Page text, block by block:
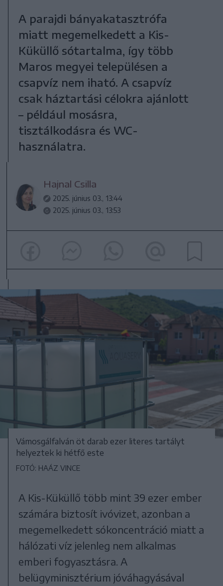
A parajdi bányakatasztrófa
miatt megemelkedett a Kis-
Küküllő sótartalma, így több
Maros megyei településen a
csapvíz nem iható. A csapvíz
csak háztartási célokra ajánlott
– például mosásra,
tisztálkodásra és WC-
használatra.
Hajnal Csilla
2025. június 03., 13:44
2025. június 03., 13:53
Vámosgálfalván öt darab ezer literes tartályt
helyeztek ki hétfő este
FOTÓ: HAÁZ VINCE
A Kis-Küküllő több mint 39 ezer ember
számára biztosít ivóvizet, azonban a
megemelkedett sókoncentráció miatt a
hálózati víz jelenleg nem alkalmas
emberi fogyasztásra. A
belügyminisztérium jóváhagyásával